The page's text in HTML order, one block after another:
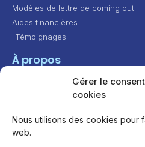
Gérer le
cookies
Nous utilisons des cookies pour
web.
Modèles de lettre de coming out
Aides financières
Témoignages
À propos